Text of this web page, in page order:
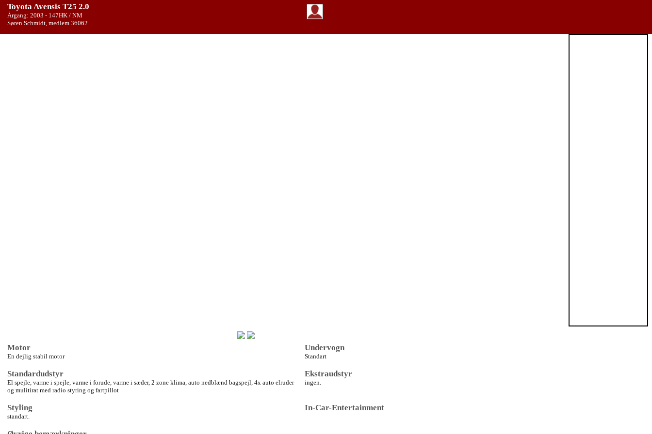
Toyota Avensis T25 2.0
Årgang: 2003 - 147HK / NM
Søren Schmidt, medlem 36062
Motor
En dejlig stabil motor
Undervogn
Standart
Standardudstyr
El spejle, varme i spejle, varme i forude, varme i sæder, 2 zone klima, auto nedblænd bagspejl, 4x auto elruder
og mulitirat med radio styring og fartpillot
Ekstraudstyr
ingen.
Styling
standart.
In-Car-Entertainment